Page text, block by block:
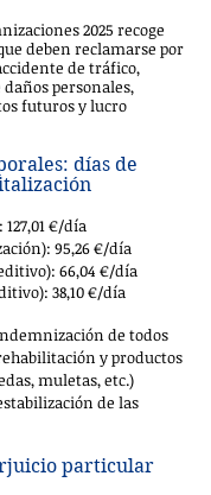
2025 recoge
deben reclamarse por
de tráfico,
personales,
futuros y lucro
días de
127,01 €/día
95,26 €/día
66,04 €/día
38,10 €/día
de todos
y productos
muletas, etc.)
de las
particular